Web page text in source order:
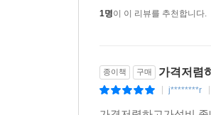
1명이 이 리뷰를 추천합니다.
종이책 구매 가격저렴
j********r